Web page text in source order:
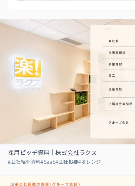
採用ピッチ資料｜株式会社ラクス
#会社紹介資料#SaaS#会社概要#オレンジ